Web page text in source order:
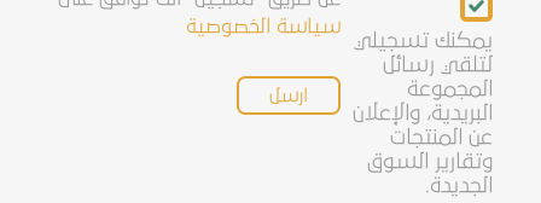
يمكنك تسجيلي
لتلقي رسائل
المجموعة
البريدية، والإعلان
عن المنتجات
وتقارير السوق
الجديدة.
سياسة الخصوصية